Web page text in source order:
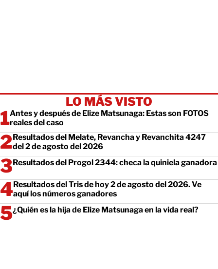
LO MÁS VISTO
Antes y después de Elize Matsunaga: Estas son FOTOS
reales del caso
Resultados del Melate, Revancha y Revanchita 4247
del 2 de agosto del 2026
Resultados del Progol 2344: checa la quiniela ganadora
Resultados del Tris de hoy 2 de agosto del 2026. Ve
aquí los números ganadores
¿Quién es la hija de Elize Matsunaga en la vida real?